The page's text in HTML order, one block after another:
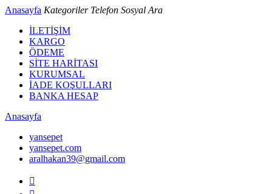
Anasayfa Kategoriler Telefon Sosyal Ara
İLETİŞİM
KARGO
ÖDEME
SİTE HARİTASI
KURUMSAL
İADE KOŞULLARI
BANKA HESAP
Anasayfa
yansepet
yansepet.com
aralhakan39@gmail.com
